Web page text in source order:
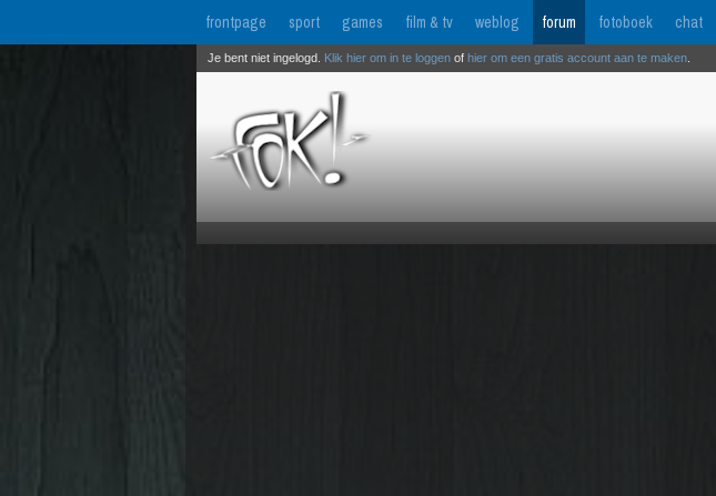
frontpage sport games film & tv weblog forum fotoboek chat
Je bent niet ingelogd. Klik hier om in te loggen of hier om een gratis account aan te maken